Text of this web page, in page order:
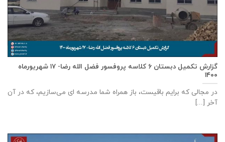
گزارش تکمیل دبستان ۶ کلاسه پروفسور فضل الله رضا- ۱۷ شهریورماه
۱۴۰۰
در مجالی که برایم باقیست، باز همراه شما مدرسه ای می‌سازیم، که در آن
آخر [...]